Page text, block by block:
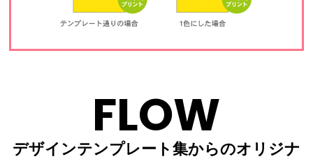
FLOW
デザインテンプレート集からのオリジナ